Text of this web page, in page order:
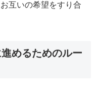
互いの希望をすり合
めるためのルー